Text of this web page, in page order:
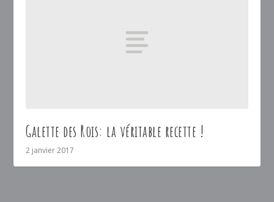
Galette des Rois: la véritable recette !
2 janvier 2017